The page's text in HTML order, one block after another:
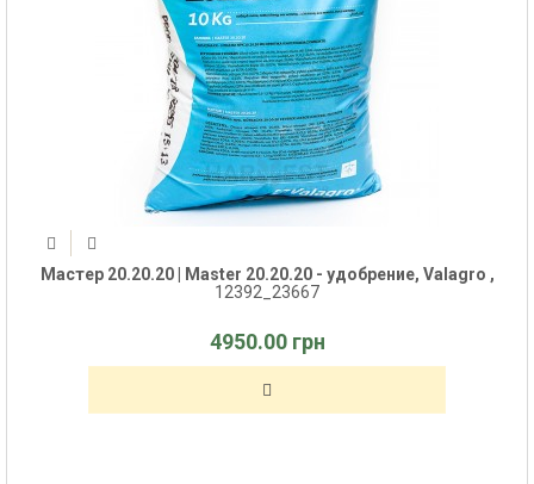
Мастер 20.20.20 | Master 20.20.20 - удобрение, Valagro ,
12392_23667
4950.00 грн